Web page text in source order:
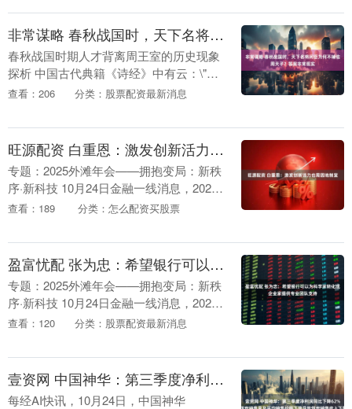
所，因而备受世人瞩....
非常谋略 春秋战国时，天下名将闲臣为何不辅佐周天子？答案非常现实
春秋战国时期人才背离周王室的历史现象
探析 中国古代典籍《诗经》中有云：\"普
天之下，莫非王土；率土之滨，莫非王
先秦时期\"....
查看：206 分类：股票配资最新消息
旺源配资 白重恩：激发创新活力也需因地制宜
专题：2025外滩年会——拥抱变局：新秩
序·新科技 10月24日金融一线消息，2025
外滩年会于10月23-25日在上海市黄浦区召
查看：189 分类：怎么配资买股票
盈富忧配 张为忠：希望银行可以为科学家转化成企业家提供专业团队支持
专题：2025外滩年会——拥抱变局：新秩
序·新科技 10月24日金融一线消息，2025
外滩年会于10月23-25日在上海市黄浦区召
查看：120 分类：股票配资最新消息
壹资网 中国神华：第三季度净利润同比下降62% 煤炭销售量及平均销售价格下降导致煤炭销售收入下降
每经AI快讯，10月24日，中国神华